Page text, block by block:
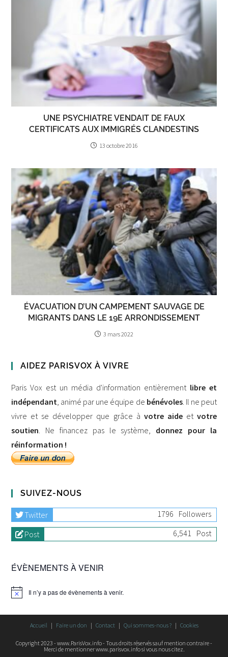
UNE PSYCHIATRE VENDAIT DE FAUX
CERTIFICATS AUX IMMIGRÉS CLANDESTINS
13 octobre 2016
ÉVACUATION D’UN CAMPEMENT SAUVAGE DE
MIGRANTS DANS LE 19E ARRONDISSEMENT
3 mars 2022
AIDEZ PARISVOX À VIVRE
Paris Vox est un média d'information entièrement libre et
indépendant, animé par une équipe de bénévoles. Il ne peut
vivre et se développer que grâce à votre aideet votre
soutien. Ne financez pas le système, donnez pour la
réinformation !
SUIVEZ-NOUS
Twitter 1796 Followers
Post
6,541 Post
ÉVÈNEMENTS À VENIR
Il n’y a pas de évènements à venir.
Accueil Faire un don Contact Qui sommes-nous ? Cookies
Copyright 2023 - www.ParisVox.info - Tous droits réservés sauf mention contraire -
Merci de mentionner www.parisvox.info si vous nous citez.